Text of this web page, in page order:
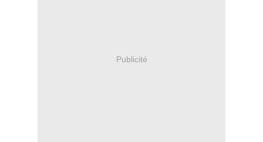
Publicité